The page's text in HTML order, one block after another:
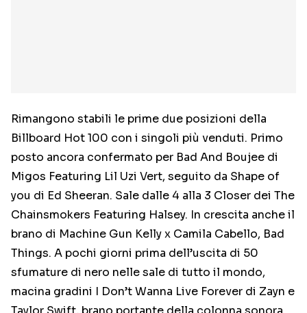
Rimangono stabili le prime due posizioni della
Billboard Hot 100 con i singoli più venduti. Primo
posto ancora confermato per Bad And Boujee di
Migos Featuring Lil Uzi Vert, seguito da Shape of
you di Ed Sheeran. Sale dalle 4 alla 3 Closer dei The
Chainsmokers Featuring Halsey. In crescita anche il
brano di Machine Gun Kelly x Camila Cabello, Bad
Things. A pochi giorni prima dell’uscita di 50
sfumature di nero nelle sale di tutto il mondo,
macina gradini I Don’t Wanna Live Forever di Zayn e